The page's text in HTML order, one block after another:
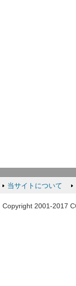
当サイトについて
Copyright 2001-2017